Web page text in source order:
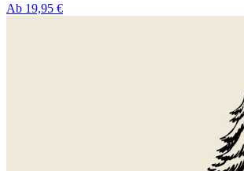
Ab 19,95 €